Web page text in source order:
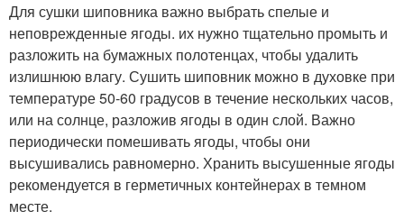
Для сушки шиповника важно выбрать спелые и
неповрежденные ягоды. их нужно тщательно промыть и
разложить на бумажных полотенцах, чтобы удалить
излишнюю влагу. Сушить шиповник можно в духовке при
температуре 50-60 градусов в течение нескольких часов,
или на солнце, разложив ягоды в один слой. Важно
периодически помешивать ягоды, чтобы они
высушивались равномерно. Хранить высушенные ягоды
рекомендуется в герметичных контейнерах в темном
месте.